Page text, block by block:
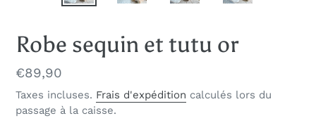
Robe sequin et tutu or
Prix
normal
€89,90
Taxes incluses. Frais d'expédition calculés lors du
passage à la caisse.